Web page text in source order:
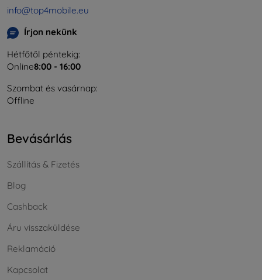
info@top4mobile.eu
Írjon nekünk
Hétfőtől péntekig:
Online8:00 - 16:00
Szombat és vasárnap:
Offline
Bevásárlás
Szállítás & Fizetés
Blog
Cashback
Áru visszaküldése
Reklamáció
Kapcsolat